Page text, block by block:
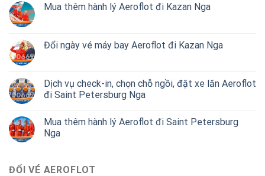
Mua thêm hành lý Aeroflot đi Kazan Nga
Đổi ngày vé máy bay Aeroflot đi Kazan Nga
Dịch vụ check-in, chọn chỗ ngồi, đặt xe lăn Aeroflot
đi Saint Petersburg Nga
Mua thêm hành lý Aeroflot đi Saint Petersburg
Nga
ĐỔI VÉ AEROFLOT